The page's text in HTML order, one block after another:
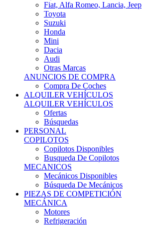
Suzuki
Honda
Mini
Dacia
Audi
Otras Marcas
ANUNCIOS DE COMPRA
Compra De Coches
ALQUILER VEHÍCULOS
ALQUILER VEHÍCULOS
Ofertas
Búsquedas
PERSONAL
COPILOTOS
Copilotos Disponibles
Busqueda De Copilotos
MECANICOS
Mecánicos Disponibles
Búsqueda De Mecánicos
PIEZAS DE COMPETICIÓN
MECÁNICA
Motores
Refrigeración
Electrónica